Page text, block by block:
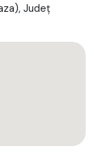
Județ